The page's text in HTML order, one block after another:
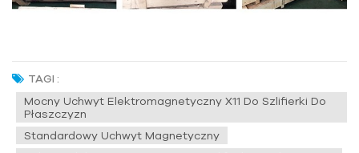
TAGI :
Mocny Uchwyt Elektromagnetyczny X11 Do Szlifierki Do
Płaszczyzn
Standardowy Uchwyt Magnetyczny